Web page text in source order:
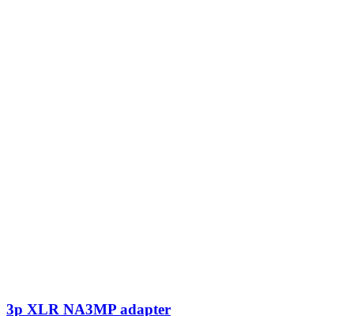
3p XLR NA3MP adapter